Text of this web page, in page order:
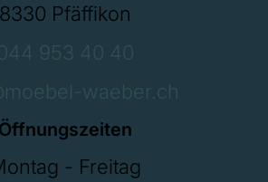
8330 Pfäffikon
953 40 40
waeber.ch
Öffnungszeiten
- Freitag